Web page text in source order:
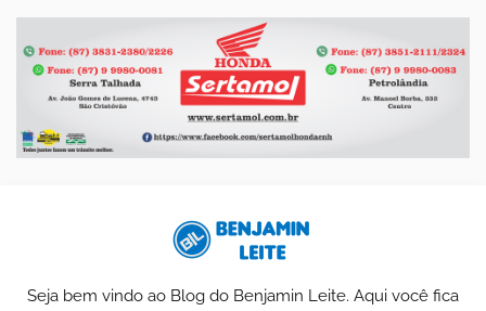
Seja bem vindo ao Blog do Benjamin Leite. Aqui você fica